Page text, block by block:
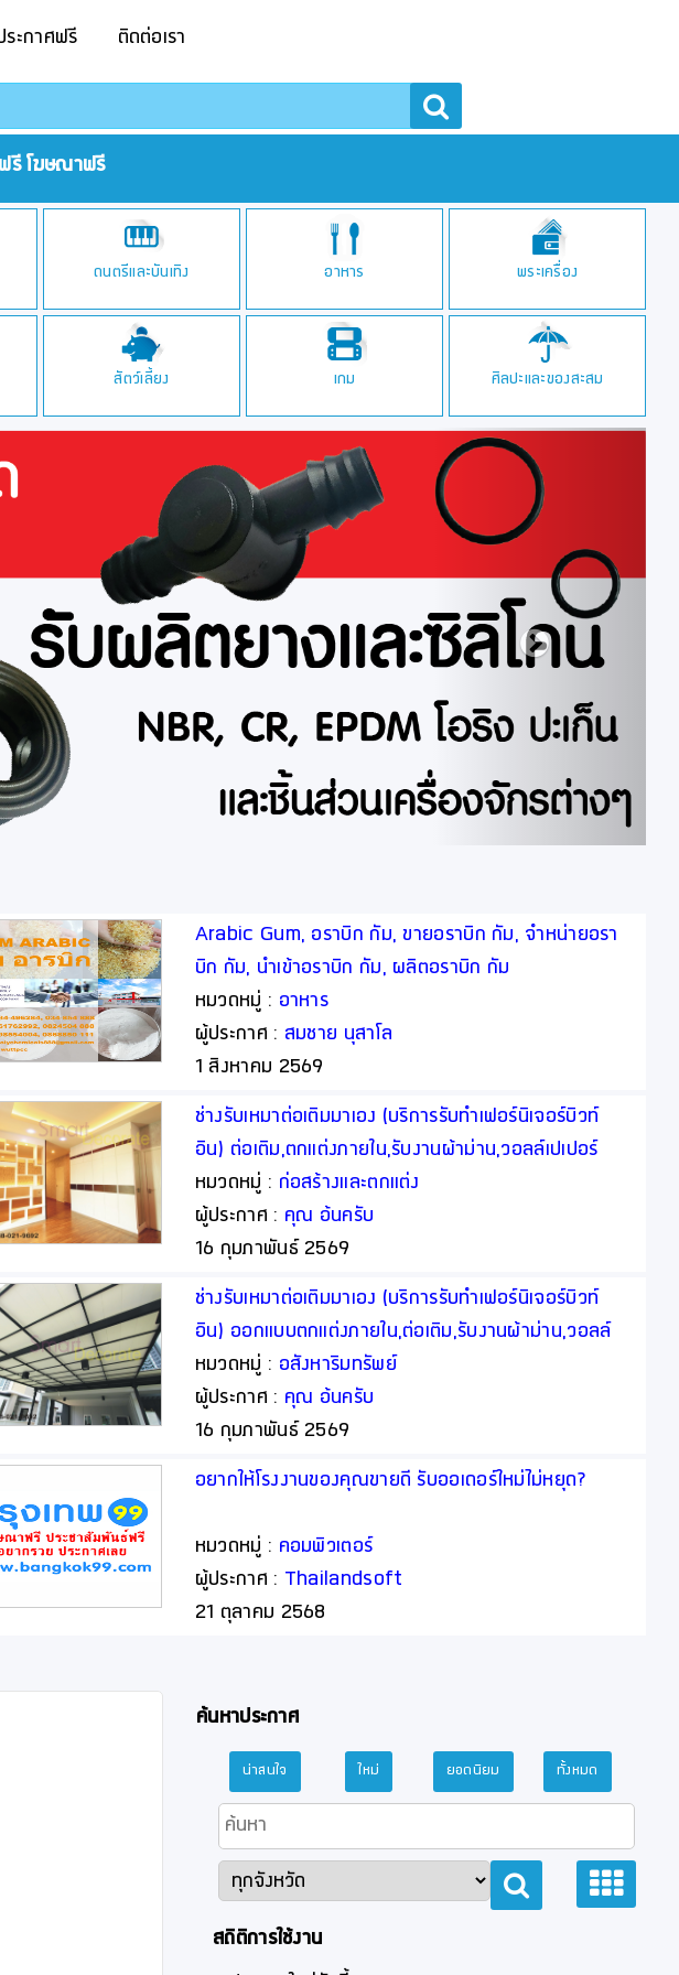
ระกาศฟรี ติดต่อเรา
รี โฆษณาฟรี
ดนตรีและบันเทิง
สัตว์เลี้ยง
อาหาร
เกม
พระเครื่อง
ศิลปะและของสะสม
Arabic Gum, อราบิก กัม, ขายอราบิก กัม, จำหน่ายอรา
บิก กัม, นำเข้าอราบิก กัม, ผลิตอราบิก กัม
หมวดหมู่ : อาหาร
ผู้ประกาศ : สมชาย นุสาโล
1 สิงหาคม 2569
ช่างรับเหมาต่อเติมมาเอง (บริการรับทำเฟอร์นิเจอร์บิวท์
อิน) ต่อเติม,ตกแต่งภายใน,รับงานผ้าม่าน,วอลล์เปเปอร์
โดยออกแบบพร้อมให้คำปรึกษาฟรี (เรารับงานโดยตรงจาก
ท่าน)
หมวดหมู่ : ก่อสร้างและตกแต่ง
ผู้ประกาศ : คุณ อ้นครับ
16 กุมภาพันธ์ 2569
ช่างรับเหมาต่อเติมมาเอง (บริการรับทำเฟอร์นิเจอร์บิวท์
อิน) ออกแบบตกแต่งภายใน,ต่อเติม,รับงานผ้าม่าน,วอลล์
เปเปอร์ โดยออกแบบพร้อมให้คำปรึกษาฟรี (เรารับงาน
โดยตรงจากท่าน)
หมวดหมู่ : อสังหาริมทรัพย์
ผู้ประกาศ : คุณ อ้นครับ
16 กุมภาพันธ์ 2569
อยากให้โรงงานของคุณขายดี รับออเดอร์ใหม่ไม่หยุด?
หมวดหมู่ : คอมพิวเตอร์
ผู้ประกาศ : Thailandsoft
21 ตุลาคม 2568
ค้นหาประกาศ
น่าสนใจ ใหม่ ยอดนิยม ทั้งหมด
สถิติการใช้งาน